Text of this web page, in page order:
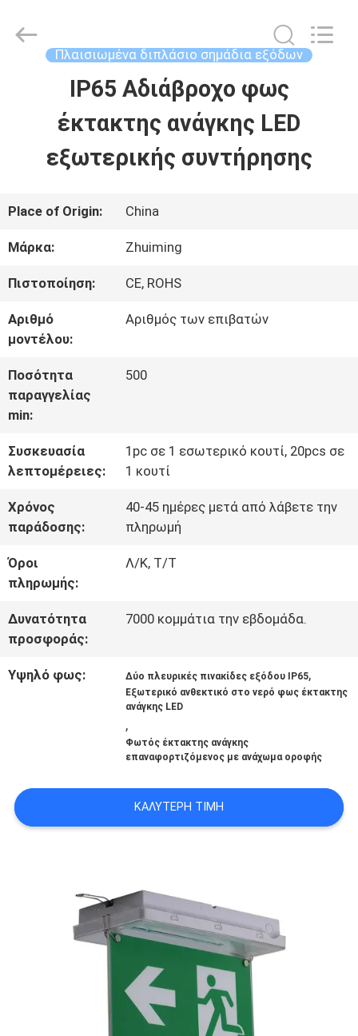
ΠΡΟΪΌΝΤΑ
ΠΕΡΊΠΟΥ
ΕΜΕΊΣ
ΕΡΓΟΣΤΑΣΊΩΝ
ΠΟΙΟΤΙΚΌΣ
ΈΛΕΓΧΟΣ
ΜΑΣ
ΕΛΆΤΕ
ΣΕ
ΕΠΑΦΉ
ΜΕ
ΖΗΤΉΣΤΕ
ΑΠΌΣΠΑΣΜΑ
SITEMAP
ΜΥΣΤΙΚΌΤΗΤΑΣ
Dreamy
Πλαισιωμένα διπλάσιο σημάδια εξόδων
IP65 Αδιάβροχο φως
έκτακτης ανάγκης LED
εξωτερικής συντήρησης
Place of Origin: China
Μάρκα: Zhuiming
Πιστοποίηση: CE, ROHS
Αριθμό
μοντέλου:
Αριθμός των επιβατών
Ποσότητα
παραγγελίας
min:
500
Συσκευασία
λεπτομέρειες:
1pc σε 1 εσωτερικό κουτί, 20pcs σε
1 κουτί
Χρόνος
παράδοσης:
40-45 ημέρες μετά από λάβετε την
πληρωμή
Όροι
πληρωμής:
Λ/Κ, Τ/Τ
Δυνατότητα
προσφοράς:
7000 κομμάτια την εβδομάδα.
Υψηλό φως: Δύο πλευρικές πινακίδες εξόδου IP65,
Εξωτερικό ανθεκτικό στο νερό φως έκτακτης
ανάγκης LED
,
Φωτός έκτακτης ανάγκης
επαναφορτιζόμενος με ανάχωμα οροφής
ΚΑΛΎΤΕΡΗ ΤΙΜΉ